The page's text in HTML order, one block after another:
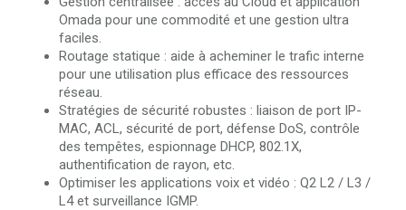
Omada pour une commodité et une gestion ultra
faciles.
Routage statique : aide à acheminer le trafic interne
pour une utilisation plus efficace des ressources
réseau.
Stratégies de sécurité robustes : liaison de port IP-
MAC, ACL, sécurité de port, défense DoS, contrôle
des tempêtes, espionnage DHCP, 802.1X,
authentification de rayon, etc.
Optimiser les applications voix et vidéo : Q2 L2 / L3 /
L4 et surveillance IGMP.